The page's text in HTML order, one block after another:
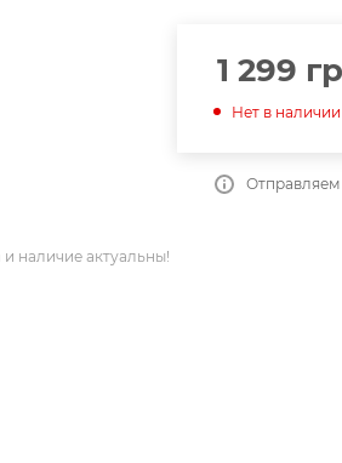
1 299
Нет в наличии
Отправляем
и наличие актуальны!